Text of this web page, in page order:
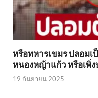
หรือทหารเขมร ปลอม
หนองหญ้าแก้ว หรือเพิ่
19 กันยายน 2025